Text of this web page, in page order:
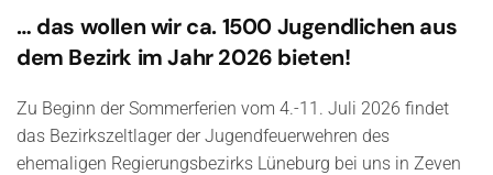
… das wollen wir ca. 1500 Jugendlichen aus
dem Bezirk im Jahr 2026 bieten!
Zu Beginn der Sommerferien vom 4.-11. Juli 2026 findet
das Bezirkszeltlager der Jugendfeuerwehren des
ehemaligen Regierungsbezirks Lüneburg bei uns in Zeven